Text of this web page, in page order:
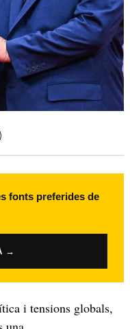
fonts preferides de
→
i tensions globals,